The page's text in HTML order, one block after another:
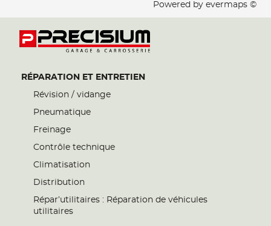
Powered by evermaps ©
RÉPARATION ET ENTRETIEN
Révision / vidange
Pneumatique
Freinage
Contrôle technique
Climatisation
Distribution
Répar’utilitaires : Réparation de véhicules
utilitaires